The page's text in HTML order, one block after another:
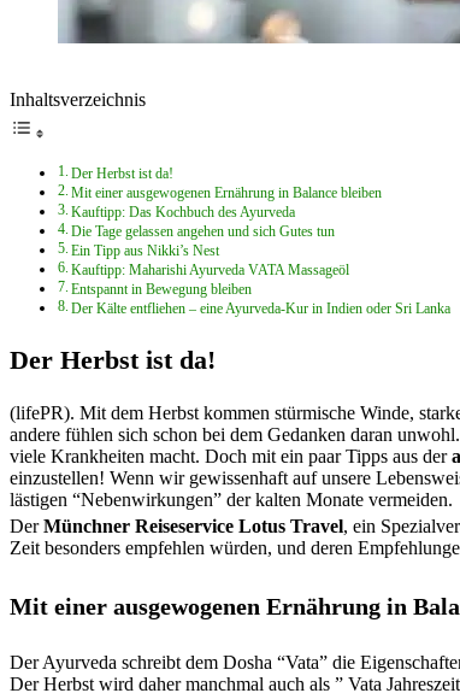
Inhaltsverzeichnis
Der Herbst ist da!
Mit einer ausgewogenen Ernährung in Balance bleiben
Kauftipp: Das Kochbuch des Ayurveda
Die Tage gelassen angehen und sich Gutes tun
Ein Tipp aus Nikki’s Nest
Kauftipp: Maharishi Ayurveda VATA Massageöl
Entspannt in Bewegung bleiben
Der Kälte entfliehen – eine Ayurveda-Kur in Indien oder Sri Lanka
Der Herbst ist da!
(lifePR). Mit dem Herbst kommen stürmische Winde,
andere fühlen sich schon bei dem Gedanken daran
viele Krankheiten macht. Doch mit ein paar Tipps aus der
einzustellen! Wenn wir gewissenhaft auf unsere
lästigen “Nebenwirkungen” der kalten Monate vermeiden.
DerMünchner Reiseservice Lotus Travel, ein
Zeit besonders empfehlen würden, und deren
Mit einer ausgewogenen Ernährung in
Der Ayurveda schreibt dem Dosha “Vata” die
Der Herbst wird daher manchmal auch als ” Vata